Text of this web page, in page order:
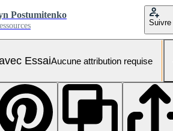
Postumitenko
Suivre
EssaiAucune attribution requise